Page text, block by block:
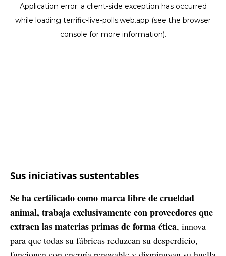
Sus iniciativas sustentables
Se ha certificado como marca libre de crueldad
animal, trabaja exclusivamente con proveedores que
extraen las materias primas de forma ética, innova
para que todas su fábricas reduzcan su desperdicio,